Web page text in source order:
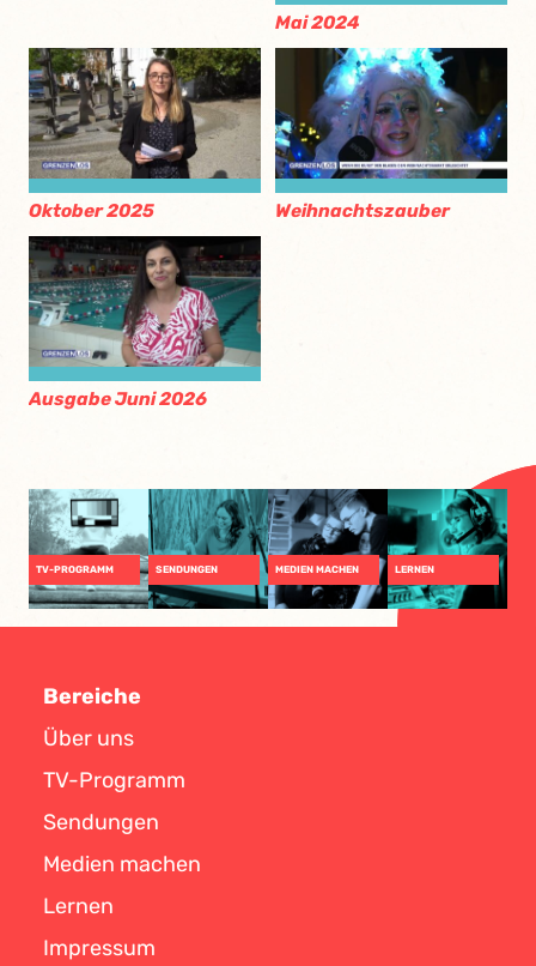
Mai 2024
Oktober 2025 Weihnachtszauber
Ausgabe Juni 2026
TV-PROGRAMM SENDUNGEN MEDIEN MACHEN LERNEN
Bereiche
Über uns
TV-Programm
Sendungen
Medien machen
Lernen
Impressum